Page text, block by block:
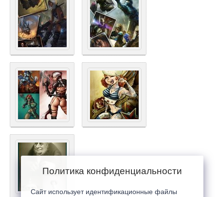
Политика конфиденциальности
Сайт использует идентификационные файлы